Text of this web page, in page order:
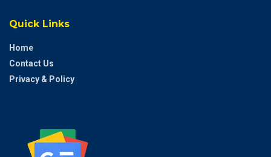
Quick Links
Home
Contact Us
Privacy & Policy